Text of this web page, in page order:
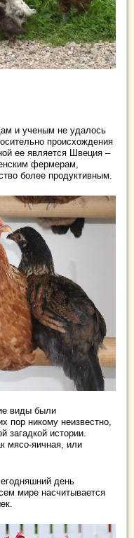
и ученым не удалось
происхождения
ее является Швеция –
фермерам,
более продуктивным.
виды были
пор никому неизвестно,
загадкой истории.
мясо-яичная, или
день
мире насчитывается